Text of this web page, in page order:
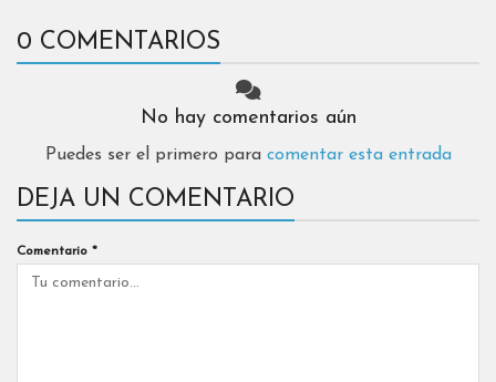
0 COMENTARIOS
No hay comentarios aún
Puedes ser el primero para comentar esta entrada
DEJA UN COMENTARIO
Comentario *